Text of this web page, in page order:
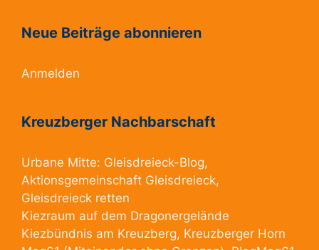
Neue Beiträge abonnieren
Anmelden
Kreuzberger Nachbarschaft
Urbane Mitte: Gleisdreieck-Blog,
Aktionsgemeinschaft Gleisdreieck,
Gleisdreieck retten
Kiezraum auf dem Dragonergelände
Kiezbündnis am Kreuzberg, Kreuzberger Horn